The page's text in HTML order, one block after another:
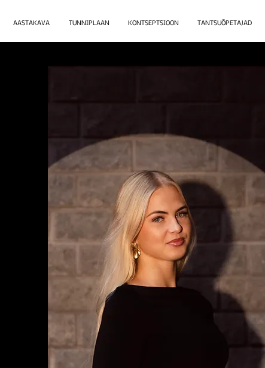
AASTAKAVA TUNNIPLAAN KONTSEPTSIOON TANTSUÕPETAJAD